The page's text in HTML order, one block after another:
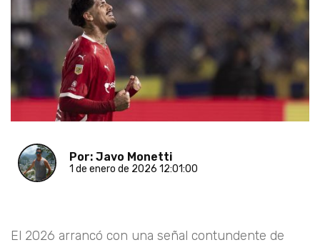
Por: Javo Monetti
1 de enero de 2026 12:01:00
El 2026 arrancó con una señal contundente de